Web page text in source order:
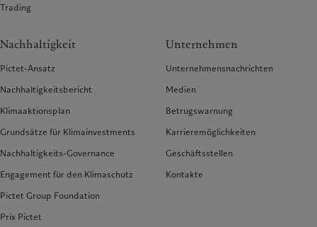
Trading
Nachhaltigkeit
Pictet-Ansatz
Nachhaltigkeitsbericht
Klimaaktionsplan
Grundsätze für Klimainvestments
Nachhaltigkeits-Governance
Engagement für den Klimaschutz
Pictet Group Foundation
Prix Pictet
Unternehmen
Unternehmensnachrichten
Medien
Betrugswarnung
Karrieremöglichkeiten
Geschäftsstellen
Kontakte